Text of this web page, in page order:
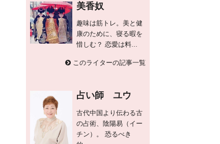
美香奴
趣味は筋トレ。美と健
康のために、寝る暇を
惜しむ？ 恋愛は料...
このライターの記事一覧
占い師 ユウ
古代中国より伝わる古
の占術、陰陽易（イー
チン）。 恐るべき